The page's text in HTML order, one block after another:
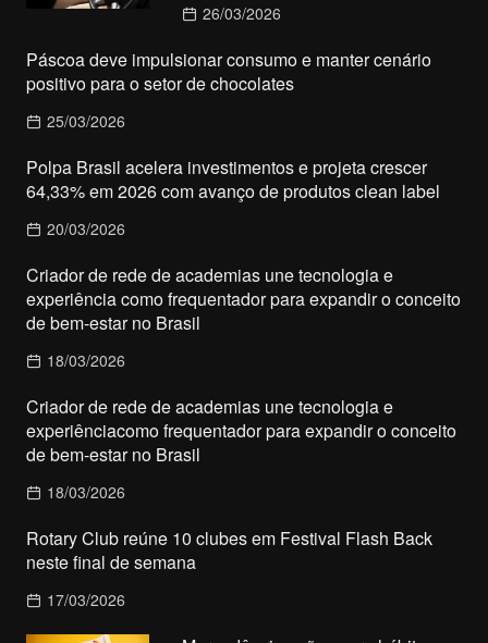
26/03/2026
Páscoa deve impulsionar consumo e manter cenário
positivo para o setor de chocolates
25/03/2026
Polpa Brasil acelera investimentos e projeta crescer
64,33% em 2026 com avanço de produtos clean label
20/03/2026
Criador de rede de academias une tecnologia e
experiência como frequentador para expandir o conceito
de bem-estar no Brasil
18/03/2026
Criador de rede de academias une tecnologia e
experiênciacomo frequentador para expandir o conceito
de bem-estar no Brasil
18/03/2026
Rotary Club reúne 10 clubes em Festival Flash Back
neste final de semana
17/03/2026